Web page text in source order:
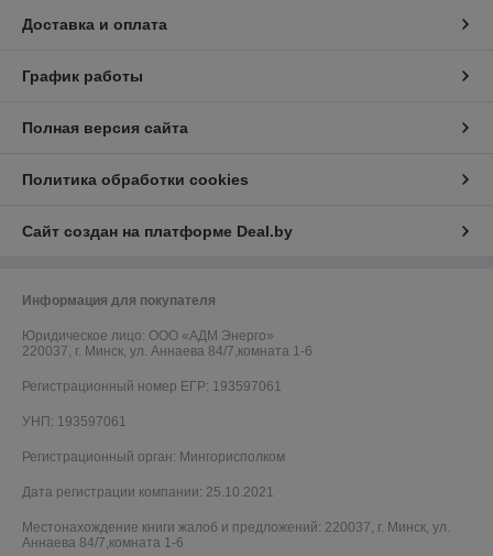
Доставка и оплата
График работы
Полная версия сайта
Политика обработки cookies
Сайт создан на платформе Deal.by
Информация для покупателя
Юридическое лицо: ООО «АДМ Энерго»
220037, г. Минск, ул. Аннаева 84/7,комната 1-6
Регистрационный номер ЕГР: 193597061
УНП: 193597061
Регистрационный орган: Мингорисполком
Дата регистрации компании: 25.10.2021
Местонахождение книги жалоб и предложений: 220037, г. Минск, ул.
Аннаева 84/7,комната 1-6